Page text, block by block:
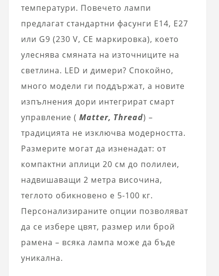
температури. Повечето лампи
предлагат стандартни фасунги E14, E27
или G9 (230 V, CE маркировка), което
улеснява смяната на източниците на
светлина. LED и димери? Спокойно,
много модели ги поддържат, а новите
изпълнения дори интегрират смарт
управление ( Matter, Thread) –
традицията не изключва модерността.
Размерите могат да изненадат: от
компактни аплици 20 см до полилеи,
надвишаващи 2 метра височина,
теглото обикновено е 5-100 кг.
Персонализираните опции позволяват
да се избере цвят, размер или брой
рамена – всяка лампа може да бъде
уникална.